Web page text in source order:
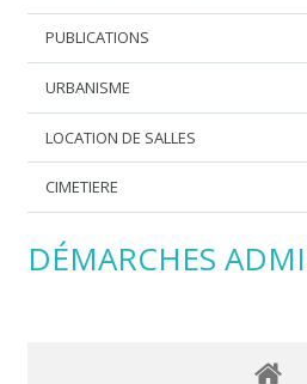
PUBLICATIONS
URBANISME
LOCATION DE SALLES
CIMETIERE
DÉMARCHES